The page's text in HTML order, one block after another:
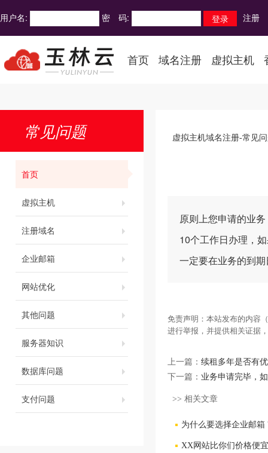
用户名: 密 码: 注册
首页 域名注册 虚拟主机
常见问题
首页
虚拟主机
注册域名
企业邮箱
网站优化
其他问题
服务器知识
数据库问题
支付问题
虚拟主机域名注册-常见
原则上您申请的业
10个工作日办理，
一定要在业务的到
免责声明：本站发布的内容
进行举报，并提供相关证据
上一篇： 续租多年是否有
下一篇： 业务申请完毕，
>> 相关文章
为什么要选择企业邮箱
XX网站比你们价格便